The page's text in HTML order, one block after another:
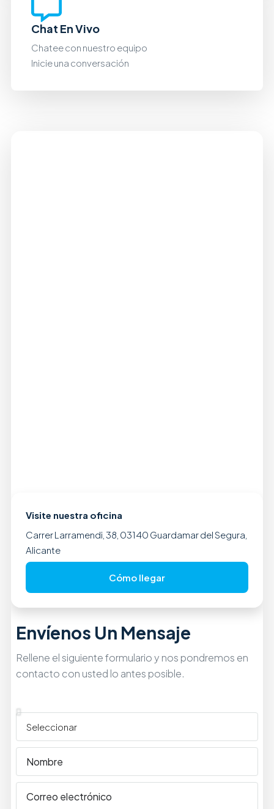
Chat En Vivo
Chatee con nuestro equipo
Inicie una conversación
Envíenos Un Mensaje
Rellene el siguiente formulario y nos pondremos en
contacto con usted lo antes posible.
Visite nuestra oficina
Carrer Larramendi, 38, 03140 Guardamar del Segura,
Alicante
Cómo llegar